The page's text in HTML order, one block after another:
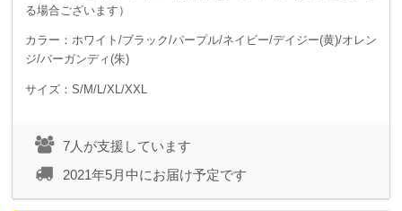
る場合ございます）
カラー：ホワイト/ブラック/パープル/ネイビー/デイジー(黄)/オレン
ジ/バーガンディ(朱)
サイズ：S/M/L/XL/XXL
7人が支援しています
2021年5月中にお届け予定です